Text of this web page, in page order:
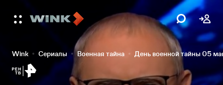
Wink Сериалы Военная тайна День военной тайны 05